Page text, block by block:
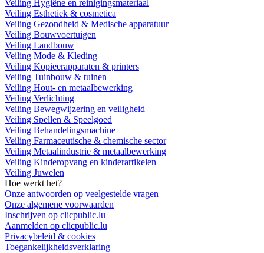
Veiling Hygiëne en reinigingsmateriaal
Veiling Esthetiek & cosmetica
Veiling Gezondheid & Medische apparatuur
Veiling Bouwvoertuigen
Veiling Landbouw
Veiling Mode & Kleding
Veiling Kopieerapparaten & printers
Veiling Tuinbouw & tuinen
Veiling Hout- en metaalbewerking
Veiling Verlichting
Veiling Bewegwijzering en veiligheid
Veiling Spellen & Speelgoed
Veiling Behandelingsmachine
Veiling Farmaceutische & chemische sector
Veiling Metaalindustrie & metaalbewerking
Veiling Kinderopvang en kinderartikelen
Veiling Juwelen
Hoe werkt het?
Onze antwoorden op veelgestelde vragen
Onze algemene voorwaarden
Inschrijven op clicpublic.lu
Aanmelden op clicpublic.lu
Privacybeleid & cookies
Toegankelijkheidsverklaring